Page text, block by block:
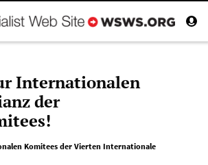
Internationalen
der
Komitees der Vierten Internationale